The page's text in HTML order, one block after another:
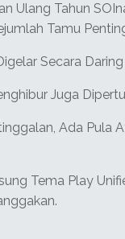
Ulang Tahun
Tamu
Secara
Juga
Ada Pula
Tema Play